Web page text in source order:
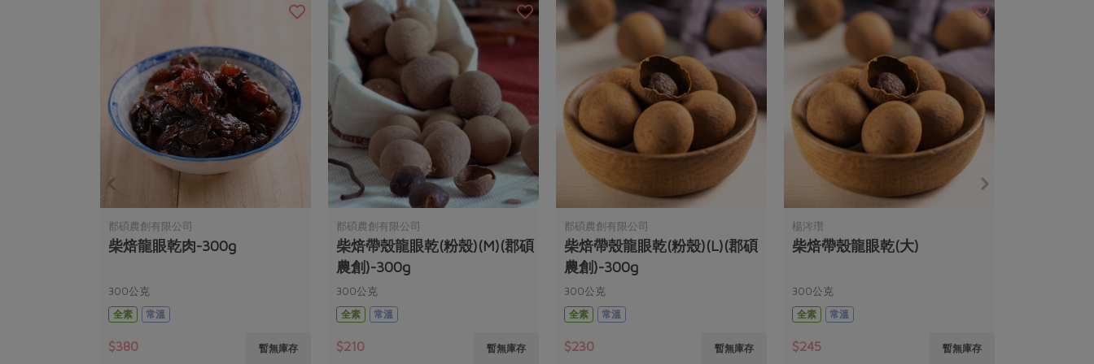
郡碩農創有限公司
柴焙龍眼乾肉-300g
300公克
全素
常溫
$380 暫無庫存
郡碩農創有限公司
柴焙帶殼龍眼乾(粉殼)(M)(郡碩
農創)-300g
300公克
全素
常溫
$210 暫無庫存
郡碩農創有限公司
柴焙帶殼龍眼乾(粉殼)(L)(郡碩
農創)-300g
300公克
全素
常溫
$230 暫無庫存
楊涔瓚
柴焙帶殼龍眼乾(大)
300公克
全素
常溫
$245 暫無庫存